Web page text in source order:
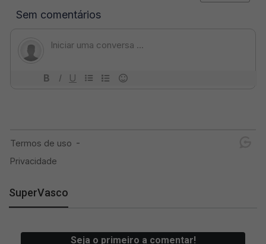
SuperVasco